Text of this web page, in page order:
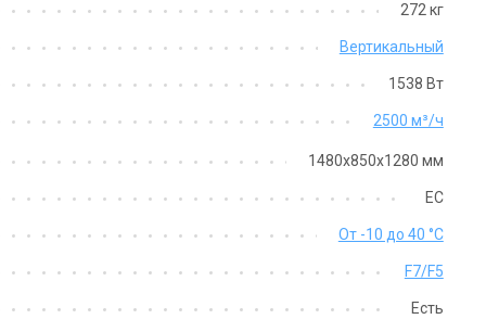
Topvex TR04EL-R-CAV
по запросу
Приточно-вытяжная установка
Systemair Topvex TR04 HW
Цена по запросу
272 кг
Вертикальный
1538 Вт
2500 м³/ч
1480х850х1280 мм
EC
От -10 до 40 °С
F7/F5
Есть